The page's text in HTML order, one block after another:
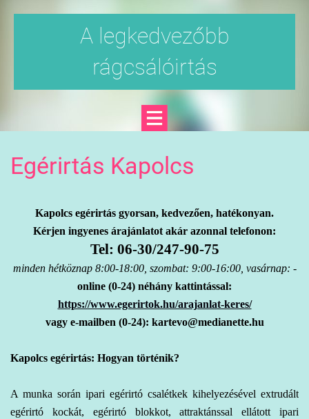
A legkedvezőbb
rágcsálóirtás
Egérirtás Kapolcs
Kapolcs egérirtás gyorsan, kedvezően, hatékonyan.
Kérjen ingyenes árajánlatot akár azonnal telefonon:
Tel: 06-30/247-90-75
minden hétköznap 8:00-18:00, szombat: 9:00-16:00, vasárnap: -
online (0-24) néhány kattintással:
https://www.egerirtok.hu/arajanlat-keres/
vagy e-mailben (0-24): kartevo@medianette.hu
Kapolcs egérirtás: Hogyan történik?
A munka során ipari egérirtó csalétkek kihelyezésével extrudált
egérirtó kockát, egérirtó blokkot, attraktánssal ellátott ipari